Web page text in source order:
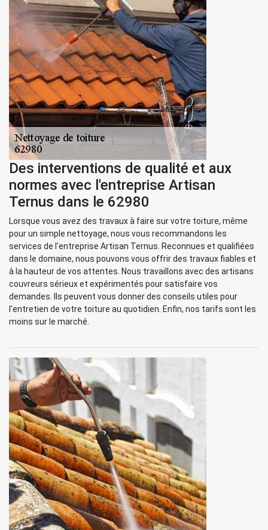
Des interventions de qualité et aux
normes avec l'entreprise Artisan
Ternus dans le 62980
Lorsque vous avez des travaux à faire sur votre toiture, même
pour un simple nettoyage, nous vous recommandons les
services de l'entreprise Artisan Ternus. Reconnues et qualifiées
dans le domaine, nous pouvons vous offrir des travaux fiables et
à la hauteur de vos attentes. Nous travaillons avec des artisans
couvreurs sérieux et expérimentés pour satisfaire vos
demandes. Ils peuvent vous donner des conseils utiles pour
l'entretien de votre toiture au quotidien. Enfin, nos tarifs sont les
moins sur le marché.